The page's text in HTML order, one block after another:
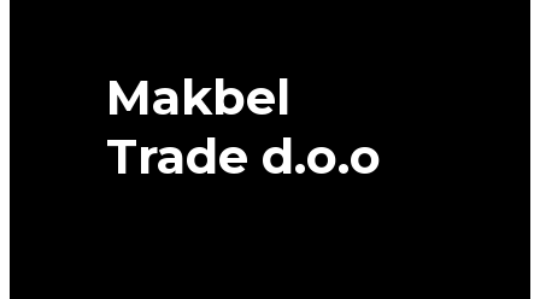
Makbel
Trade d.o.o